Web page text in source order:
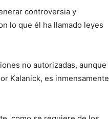
controversia y
lo que él ha llamado leyes
no autorizadas, aunque
Kalanick, es inmensamente